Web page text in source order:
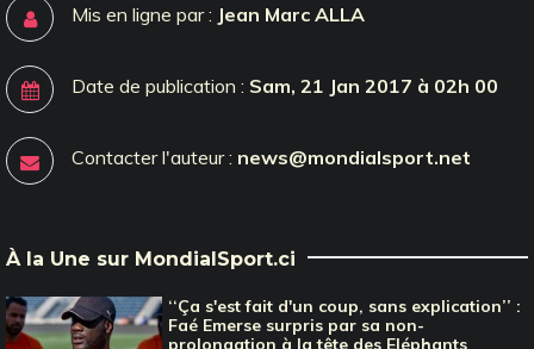
Mis en ligne par : Jean Marc ALLA
Date de publication : Sam, 21 Jan 2017 à 02h 00
Contacter l'auteur : news@mondialsport.net
À la Une sur MondialSport.ci
‘‘Ça s'est fait d'un coup, sans explication’’ :
Faé Emerse surpris par sa non-
prolongation à la tête des Eléphants